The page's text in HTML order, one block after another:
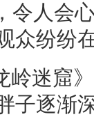
令人会
众纷纷
迷窟》
子逐渐